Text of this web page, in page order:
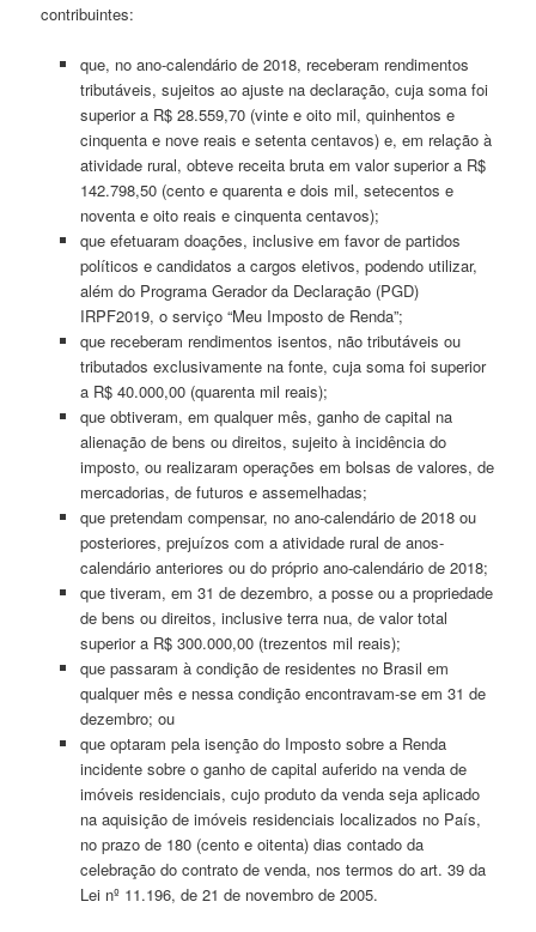
contribuintes:
que, no ano-calendário de 2018, receberam rendimentos
tributáveis, sujeitos ao ajuste na declaração, cuja soma foi
superior a R$ 28.559,70 (vinte e oito mil, quinhentos e
cinquenta e nove reais e setenta centavos) e, em relação à
atividade rural, obteve receita bruta em valor superior a R$
142.798,50 (cento e quarenta e dois mil, setecentos e
noventa e oito reais e cinquenta centavos);
que efetuaram doações, inclusive em favor de partidos
políticos e candidatos a cargos eletivos, podendo utilizar,
além do Programa Gerador da Declaração (PGD)
IRPF2019, o serviço “Meu Imposto de Renda”;
que receberam rendimentos isentos, não tributáveis ou
tributados exclusivamente na fonte, cuja soma foi superior
a R$ 40.000,00 (quarenta mil reais);
que obtiveram, em qualquer mês, ganho de capital na
alienação de bens ou direitos, sujeito à incidência do
imposto, ou realizaram operações em bolsas de valores, de
mercadorias, de futuros e assemelhadas;
que pretendam compensar, no ano-calendário de 2018 ou
posteriores, prejuízos com a atividade rural de anos-
calendário anteriores ou do próprio ano-calendário de 2018;
que tiveram, em 31 de dezembro, a posse ou a propriedade
de bens ou direitos, inclusive terra nua, de valor total
superior a R$ 300.000,00 (trezentos mil reais);
que passaram à condição de residentes no Brasil em
qualquer mês e nessa condição encontravam-se em 31 de
dezembro; ou
que optaram pela isenção do Imposto sobre a Renda
incidente sobre o ganho de capital auferido na venda de
imóveis residenciais, cujo produto da venda seja aplicado
na aquisição de imóveis residenciais localizados no País,
no prazo de 180 (cento e oitenta) dias contado da
celebração do contrato de venda, nos termos do art. 39 da
Lei nº 11.196, de 21 de novembro de 2005.